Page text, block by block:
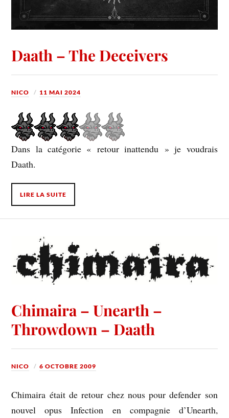
Daath – The Deceivers
NICO 11 MAI 2024
Dans la catégorie « retour inattendu » je voudrais
Daath.
LIRE LA SUITE
Chimaira – Unearth –
Throwdown – Daath
NICO 6 OCTOBRE 2009
Chimaira était de retour chez nous pour defender son
nouvel opus Infection en compagnie d’Unearth,